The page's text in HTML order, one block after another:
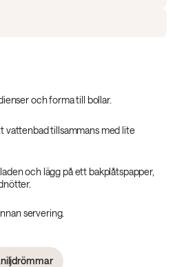
och forma till bollar.
vattenbad tillsammans med lite
och lägg på ett bakplåtspapper,
servering.